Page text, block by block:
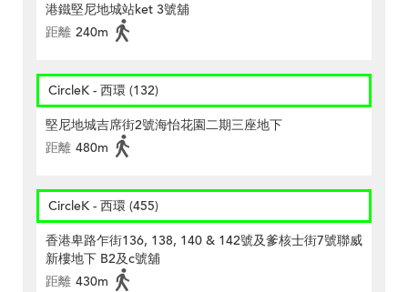
港鐵堅尼地城站ket 3號舖
距離 240m
CircleK - 西環 (132)
堅尼地城吉席街2號海怡花園二期三座地下
距離 480m
CircleK - 西環 (455)
香港卑路乍街136, 138, 140 & 142號及爹核士街7號聯威
新樓地下 B2及c號舖
距離 430m